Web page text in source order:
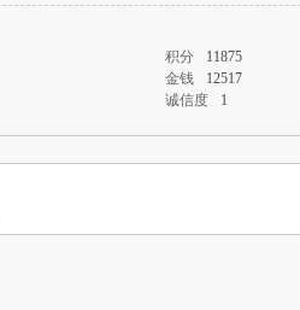
积分
11875
金钱
12517
诚信度 1